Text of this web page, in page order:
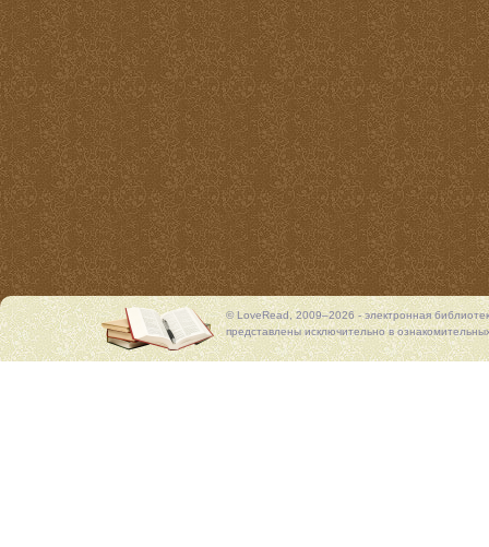
© LoveRead, 2009–2026 - электронная
представлены исключительно в